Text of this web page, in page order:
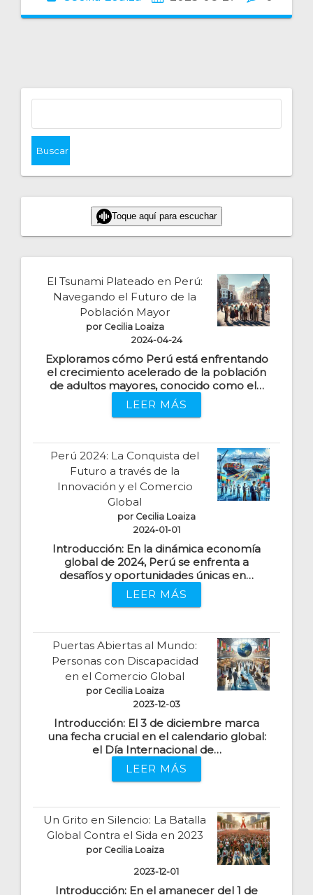
Toque aquí para escuchar
El Tsunami Plateado en Perú:
Navegando el Futuro de la
Población Mayor
por Cecilia Loaiza
2024-04-24
Exploramos cómo Perú está enfrentando
el crecimiento acelerado de la población
de adultos mayores, conocido como el…
LEER MÁS
Perú 2024: La Conquista del
Futuro a través de la
Innovación y el Comercio
Global
por Cecilia Loaiza
2024-01-01
Introducción: En la dinámica economía
global de 2024, Perú se enfrenta a
desafíos y oportunidades únicas en…
LEER MÁS
Puertas Abiertas al Mundo:
Personas con Discapacidad
en el Comercio Global
por Cecilia Loaiza
2023-12-03
Introducción: El 3 de diciembre marca
una fecha crucial en el calendario global:
el Día Internacional de…
LEER MÁS
Un Grito en Silencio: La Batalla
Global Contra el Sida en 2023
por Cecilia Loaiza
2023-12-01
Introducción: En el amanecer del 1 de